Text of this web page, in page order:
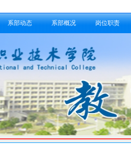
系部动态 系部概况 岗位职责